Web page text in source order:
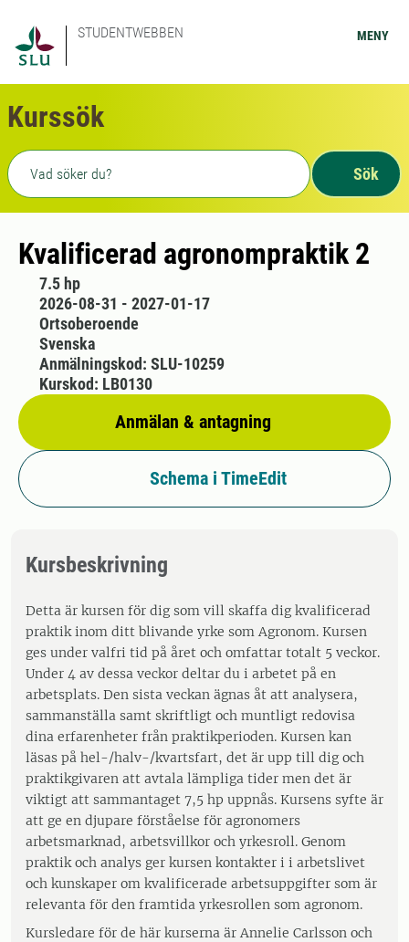
STUDENTWEBBEN MENY
Kurssök
Fritext sökning
Sök
Kvalificerad agronompraktik 2
7.5 hp
2026-08-31 - 2027-01-17
Ortsoberoende
Svenska
Anmälan & antagning
Anmälningskod: SLU-10259
Kurskod: LB0130
Schema i TimeEdit
Kursbeskrivning
Detta är kursen för dig som vill skaffa dig kvalificerad
praktik inom ditt blivande yrke som Agronom. Kursen
ges under valfri tid på året och omfattar totalt 5 veckor.
Under 4 av dessa veckor deltar du i arbetet på en
arbetsplats. Den sista veckan ägnas åt att analysera,
sammanställa samt skriftligt och muntligt redovisa
dina erfarenheter från praktikperioden. Kursen kan
läsas på hel-/halv-/kvartsfart, det är upp till dig och
praktikgivaren att avtala lämpliga tider men det är
viktigt att sammantaget 7,5 hp uppnås. Kursens syfte är
att ge en djupare förståelse för agronomers
arbetsmarknad, arbetsvillkor och yrkesroll. Genom
praktik och analys ger kursen kontakter i i arbetslivet
och kunskaper om kvalificerade arbetsuppgifter som är
relevanta för den framtida yrkesrollen som agronom.
Kursledare för de här kurserna är Annelie Carlsson och